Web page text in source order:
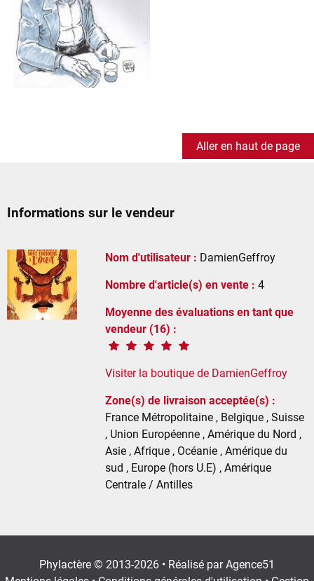
Aller en haut de page
Informations sur le vendeur
Nom d'utilisateur : DamienGeffroy
Nombre d'article(s) en vente : 4
Moyenne des évaluations en tant que
vendeur (16) :
Visiter la boutique de DamienGeffroy
Zone(s) de livraison acceptée(s) :
France Métropolitaine , Belgique , Suisse
, Union Européenne , Amérique du Nord ,
Asie , Afrique , Océanie , Amérique du
sud , Europe (hors U.E) , Amérique
Centrale / Antilles
Phylactère © 2013-2026 • Réalisé parAgence51